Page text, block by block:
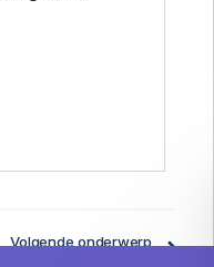
Volgende onderwerp